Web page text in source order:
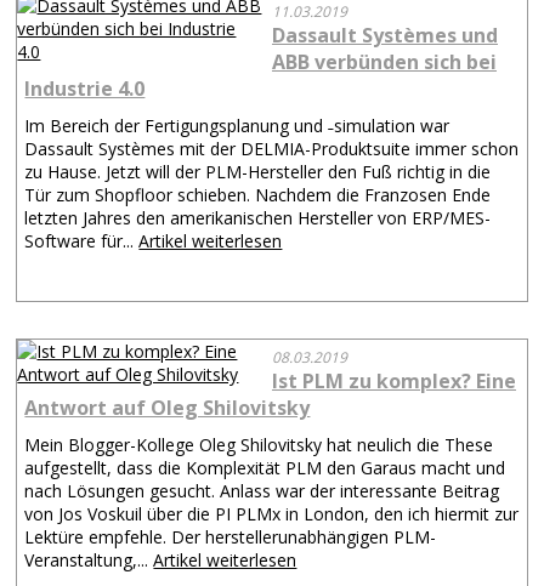
11.03.2019
Dassault Systèmes und
ABB verbünden sich bei
Industrie 4.0
Im Bereich der Fertigungsplanung und ˗simulation war
Dassault Systèmes mit der DELMIA-Produktsuite immer schon
zu Hause. Jetzt will der PLM-Hersteller den Fuß richtig in die
Tür zum Shopfloor schieben. Nachdem die Franzosen Ende
letzten Jahres den amerikanischen Hersteller von ERP/MES-
Software für...Artikel weiterlesen
08.03.2019
Ist PLM zu komplex? Eine
Antwort auf Oleg Shilovitsky
Mein Blogger-Kollege Oleg Shilovitsky hat neulich die These
aufgestellt, dass die Komplexität PLM den Garaus macht und
nach Lösungen gesucht. Anlass war der interessante Beitrag
von Jos Voskuil über die PI PLMx in London, den ich hiermit zur
Lektüre empfehle. Der herstellerunabhängigen PLM-
Veranstaltung,...Artikel weiterlesen